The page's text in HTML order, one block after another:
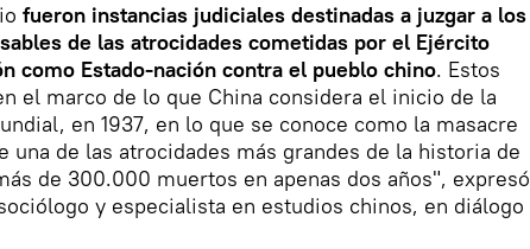
fueron instancias judiciales destinadas a juzgar a los
de las atrocidades cometidas por el Ejército
como Estado-nación contra el pueblo chino. Estos
el marco de lo que China considera el inicio de la
en 1937, en lo que se conoce como la masacre
una de las atrocidades más grandes de la historia de
de 300.000 muertos en apenas dos años", expresó
y especialista en estudios chinos, en diálogo